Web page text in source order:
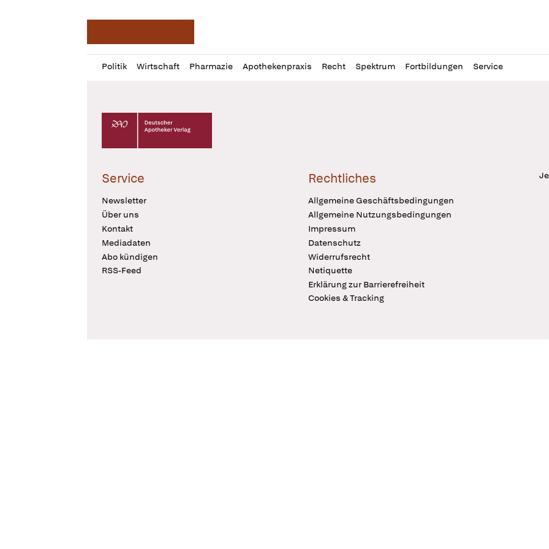
Politik Wirtschaft Pharmazie Apothekenpraxis Recht Spektrum Fortbildungen Service
Profil
öffnen
Daz
Pur
Deutscher Apotheker Verlag Logo
Service
Newsletter
Über uns
Kontakt
Mediadaten
Abo kündigen
RSS-Feed
Rechtliches
Allgemeine Geschäftsbedingungen
Allgemeine Nutzungsbedingungen
Impressum
Datenschutz
Widerrufsrecht
Netiquette
Erklärung zur Barrierefreiheit
Cookies & Tracking